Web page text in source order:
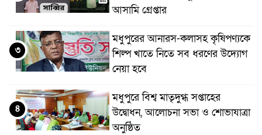
আসামি গ্রেপ্তার
মধুপুরের আনারস-কলাসহ কৃষিপণ্যকে
শিল্প খাতে নিতে সব ধরণের উদ্যোগ
নেয়া হবে
৩
মধুপুরে বিশ্ব মাতৃদুগ্ধ সপ্তাহের
উদ্বোধন, আলোচনা সভা ও শোভাযাত্রা
অনুষ্ঠিত
৪